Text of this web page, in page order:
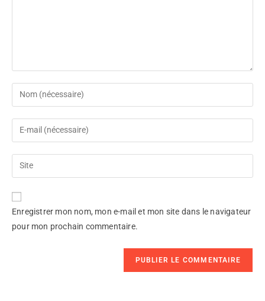
Enregistrer mon nom, mon e-mail et mon site dans le navigateur
pour mon prochain commentaire.